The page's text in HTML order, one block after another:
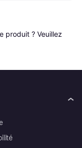
produit ? Veuillez